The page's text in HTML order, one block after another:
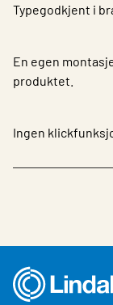
Typegodkjent i
En egen
produktet.
Ingen